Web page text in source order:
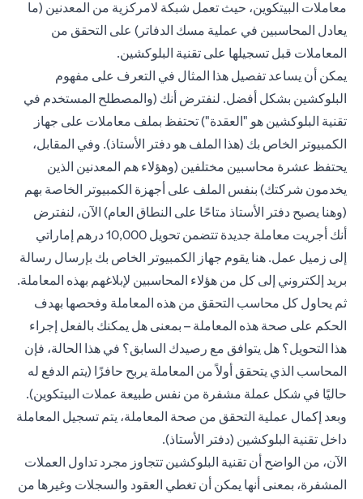
معاملات البيتكوين، حيث تعمل شبكة لامركزية من المعدنين (ما
يعادل المحاسبين في عملية مسك الدفاتر) على التحقق من
المعاملات قبل تسجيلها على تقنية البلوكشين.
يمكن أن يساعد تفصيل هذا المثال في التعرف على مفهوم
البلوكشين بشكل أفضل. لنفترض أنك (والمصطلح المستخدم في
تقنية البلوكشين هو "العقدة") تحتفظ بملف معاملات على جهاز
الكمبيوتر الخاص بك (هذا الملف هو دفتر الأستاذ). وفي المقابل،
يحتفظ عشرة محاسبين مختلفين (وهؤلاء هم المعدنين الذين
يخدمون شركتك) بنفس الملف على أجهزة الكمبيوتر الخاصة بهم
(وهنا يصبح دفتر الأستاذ متاحًا على النطاق العام) الآن، لنفترض
أنك أجريت معاملة جديدة تتضمن تحويل 10,000 درهم إماراتي
إلى زميل عمل. هنا يقوم جهاز الكمبيوتر الخاص بك بإرسال رسالة
بريد إلكتروني إلى كل من هؤلاء المحاسبين لإبلاغهم بهذه المعاملة.
ثم يحاول كل محاسب التحقق من هذه المعاملة وفحصها بهدف
الحكم على صحة هذه المعاملة – بمعنى هل يمكنك بالفعل إجراء
هذا التحويل؟ هل يتوافق مع رصيدك السابق؟ في هذا الحالة، فإن
المحاسب الذي يتحقق أولاً من المعاملة يربح حافزًا (يتم الدفع له
حاليًا في شكل عملة مشفرة من نفس طبيعة عملات البيتكوين).
وبعد إكمال عملية التحقق من صحة المعاملة، يتم تسجيل المعاملة
داخل تقنية البلوكشين (دفتر الأستاذ).
الآن، من الواضح أن تقنية البلوكشين تتجاوز مجرد تداول العملات
المشفرة، بمعنى أنها يمكن أن تغطي العقود والسجلات وغيرها من